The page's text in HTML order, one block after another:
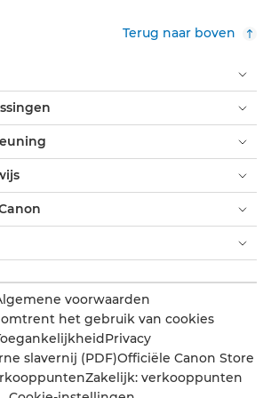
Terug naar boven
voorwaarden
het gebruik van cookies
Privacy
slavernij (PDF)Officiële Canon Store
Zakelijk: verkooppunten